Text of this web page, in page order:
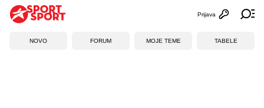
Otvori
Prijava
NOVO FORUM MOJE TEME TABELE